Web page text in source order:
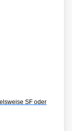
SF oder